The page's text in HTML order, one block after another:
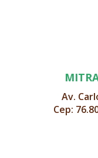
Av.
Cep: